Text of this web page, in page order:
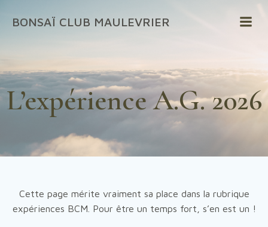
au
BONSAÏ CLUB MAULEVRIER
L’expérience A.G. 2026
Cette page mérite vraiment sa place dans la rubrique
expériences BCM. Pour être un temps fort, s’en est un !